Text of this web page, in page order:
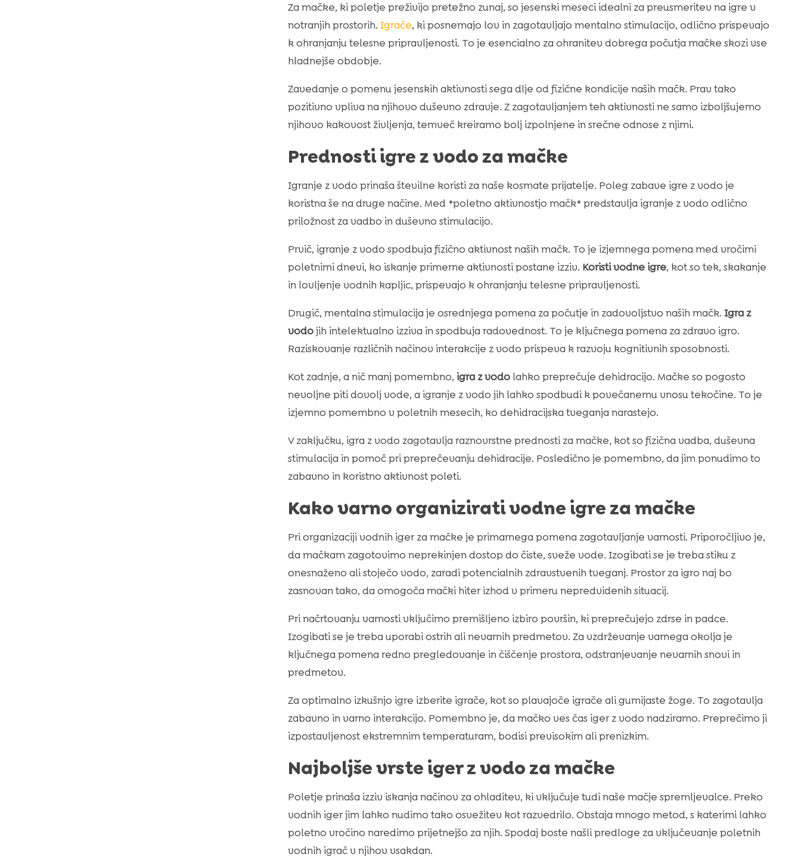
Za mačke, ki poletje preživijo pretežno zunaj, so jesenski meseci idealni za preusmeritev na igre v
notranjih prostorih. Igrače, ki posnemajo lov in zagotavljajo mentalno stimulacijo, odlično prispevajo
k ohranjanju telesne pripravljenosti. To je esencialno za ohranitev dobrega počutja mačke skozi vse
hladnejše obdobje.
Zavedanje o pomenu jesenskih aktivnosti sega dlje od fizične kondicije naših mačk. Prav tako
pozitivno vpliva na njihovo duševno zdravje. Z zagotavljanjem teh aktivnosti ne samo izboljšujemo
njihovo kakovost življenja, temveč kreiramo bolj izpolnjene in srečne odnose z njimi.
Prednosti igre z vodo za mačke
Igranje z vodo prinaša številne koristi za naše kosmate prijatelje. Poleg zabave igre z vodo je
koristna še na druge načine. Med *poletno aktivnostjo mačk* predstavlja igranje z vodo odlično
priložnost za vadbo in duševno stimulacijo.
Prvič, igranje z vodo spodbuja fizično aktivnost naših mačk. To je izjemnega pomena med vročimi
poletnimi dnevi, ko iskanje primerne aktivnosti postane izziv. Koristi vodne igre, kot so tek, skakanje
in lovljenje vodnih kapljic, prispevajo k ohranjanju telesne pripravljenosti.
Drugič, mentalna stimulacija je osrednjega pomena za počutje in zadovoljstvo naših mačk. Igra z
vodojih intelektualno izziva in spodbuja radovednost. To je ključnega pomena za zdravo igro.
Raziskovanje različnih načinov interakcije z vodo prispeva k razvoju kognitivnih sposobnosti.
Kot zadnje, a nič manj pomembno, igra z vodolahko preprečuje dehidracijo. Mačke so pogosto
nevoljne piti dovolj vode, a igranje z vodo jih lahko spodbudi k povečanemu vnosu tekočine. To je
izjemno pomembno v poletnih mesecih, ko dehidracijska tveganja narastejo.
V zaključku, igra z vodo zagotavlja raznovrstne prednosti za mačke, kot so fizična vadba, duševna
stimulacija in pomoč pri preprečevanju dehidracije. Posledično je pomembno, da jim ponudimo to
zabavno in koristno aktivnost poleti.
Kako varno organizirati vodne igre za mačke
Pri organizaciji vodnih iger za mačke je primarnega pomena zagotavljanje varnosti. Priporočljivo je,
da mačkam zagotovimo neprekinjen dostop do čiste, sveže vode. Izogibati se je treba stiku z
onesnaženo ali stoječo vodo, zaradi potencialnih zdravstvenih tveganj. Prostor za igro naj bo
zasnovan tako, da omogoča mački hiter izhod v primeru nepredvidenih situacij.
Pri načrtovanju varnosti vključimo premišljeno izbiro površin, ki preprečujejo zdrse in padce.
Izogibati se je treba uporabi ostrih ali nevarnih predmetov. Za vzdrževanje varnega okolja je
ključnega pomena redno pregledovanje in čiščenje prostora, odstranjevanje nevarnih snovi in
predmetov.
Za optimalno izkušnjo igre izberite igrače, kot so plavajoče igrače ali gumijaste žoge. To zagotavlja
zabavno in varno interakcijo. Pomembno je, da mačko ves čas iger z vodo nadziramo. Preprečimo ji
izpostavljenost ekstremnim temperaturam, bodisi previsokim ali prenizkim.
Najboljše vrste iger z vodo za mačke
Poletje prinaša izziv iskanja načinov za ohladitev, ki vključuje tudi naše mačje spremljevalce. Preko
vodnih iger jim lahko nudimo tako osvežitev kot razvedrilo. Obstaja mnogo metod, s katerimi lahko
poletno vročino naredimo prijetnejšo za njih. Spodaj boste našli predloge za vključevanje poletnih
vodnih igrač v njihov vsakdan.